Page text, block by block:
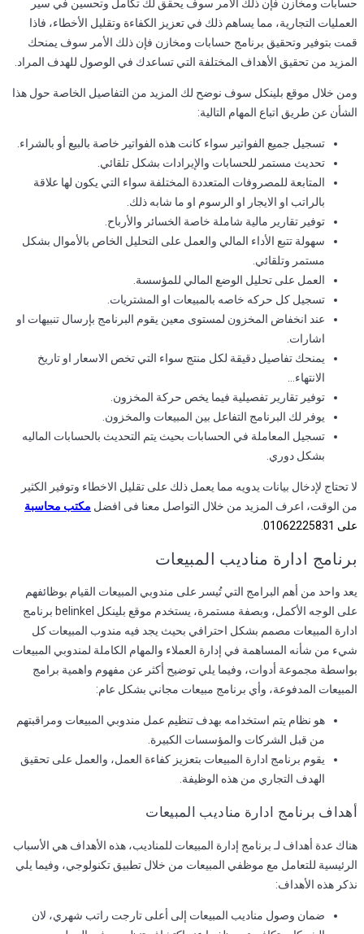
حسابات ومخازن فإن ذلك الامر سوف يحقق لك تكامل وتحسين في سير
العمليات التجارية، مما يساهم ذلك في تعزيز الكفاءة وتقليل الأخطاء، فاذا
قمت بتوفير وتحقيق برنامج حسابات ومخازن فإن ذلك الأمر سوف يمنحك
المزيد من تحقيق الأهداف المختلفة التي تساعدك في الوصول للهدف المراد.
ومن خلال موقع بلينكل سوف نوضح لك المزيد من التفاصيل الخاصة حول هذا
الشأن عن طريق اتباع المهام التالية:
تسجيل جميع الفواتير سواء كانت هذه الفواتير خاصة بالبيع أو بالشراء.
تحديث مستمر للحسابات والإيرادات بشكل تلقائي.
المتابعة للمصروفات المتعددة المختلفة سواء التي يكون لها علاقة
بالراتب او الايجار او الرسوم او ما شابه ذلك.
توفير تقارير مالية شاملة خاصة الخسائر والأرباح.
سهولة تتبع الأداء المالي والعمل على التحليل الخاص بالأموال بشكل
مستمر وتلقائي.
العمل على تحليل الوضع المالي للمؤسسة.
تسجيل كل حركه خاصه بالمبيعات او المشتريات.
عند انخفاض المخزون لمستوى معين يقوم البرنامج بإرسال تنبيهات او
اشارات.
يمنحك تفاصيل دقيقة لكل منتج سواء التي تخص الاسعار او تاريخ
الانتهاء…
توفير تقارير تفصيلية فيما يخص حركة المخزون.
يوفر لك البرنامج التفاعل بين المبيعات والمخزون.
تسجيل المعاملة في الحسابات بحيث يتم التحديث بالحسابات الماليه
بشكل دوري.
لا تحتاج لإدخال بيانات يدويه مما يعمل ذلك على تقليل الاخطاء وتوفير الكثير
من الوقت، اعرف المزيد من خلال التواصل معنا فى افضل مكتب محاسبة
على 01062225831
برنامج ادارة مناديب المبيعات​
يعد واحد من أهم البرامج التي تُيسر على مندوبي المبيعات القيام بوظائفهم
على الوجه الأكمل، وبصفة مستمرة، يستخدم موقع بلينكل belinkel برنامج
ادارة المبيعات مصمم بشكل احترافي بحيث يجد فيه مندوب المبيعات كل
شيء من شأنه المساهمة في إدارة العملاء والمهام الكاملة لمندوبي المبيعات
بواسطة مجموعة أدوات، وفيما يلي توضيح أكثر عن مفهوم واهمية برامج
المبيعات المدفوعة، وأي برنامج مبيعات مجاني بشكل عام:
هو نظام يتم استخدامه بهدف تنظيم عمل مندوبي المبيعات ومراقبتهم
من قبل الشركات والمؤسسات الكبيرة.
يقوم برنامج ادارة المبيعات بتعزيز كفاءة العمل، والعمل على تحقيق
الهدف التجاري من هذه الوظيفة.
أهداف برنامج ادارة مناديب المبيعات
هناك عدة أهداف لـ برنامج إدارة المبيعات للمناديب، هذه الأهداف هي الأسباب
الرئيسية للتعامل مع موظفي المبيعات من خلال تطبيق تكنولوجي، وفيما يلي
نذكر هذه الأهداف:
ضمان وصول مناديب المبيعات إلى أعلى تارجت راتب شهري، لان